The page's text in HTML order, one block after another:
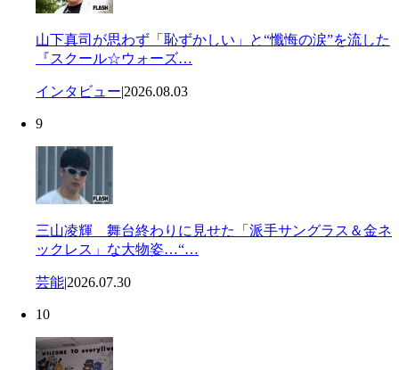
山下真司が思わず「恥ずかしい」と“懺悔の涙”を流した
『スクール☆ウォーズ…
インタビュー|2026.08.03
9
三山凌輝 舞台終わりに見せた「派手サングラス＆金ネ
ックレス」な大物姿…“…
芸能|2026.07.30
10